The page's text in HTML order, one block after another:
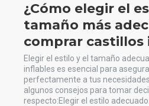
¿Cómo elegir el
tamaño más
comprar castillos
Elegir el estilo y el tamaño
inflables es esencial para
perfectamente a tus
algunos consejos para tomar
respecto:Elegir el estilo